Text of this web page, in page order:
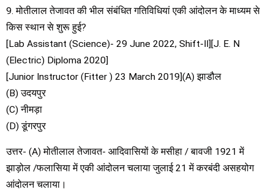
9. मोतीलाल तेजावत की भील संबंधित गतिविधियां एकी आंदोलन के माध्यम से
किस स्थान से शुरू हुई?
[Lab Assistant (Science)- 29 June 2022, Shift-II][J. E. N
(Electric) Diploma 2020]
[Junior Instructor (Fitter ) 23 March 2019](A) झाडौल
(B) उदयपुर
(C) नीमड़ा
(D) डूंगरपुर
उत्तर- (A) मोतीलाल तेजावत- आदिवासियों के मसीहा / बावजी 1921 में
झाड़ोल /फलासिया में एकी आंदोलन चलाया जुलाई 21 में करबंदी असहयोग
आंदोलन चलाया।